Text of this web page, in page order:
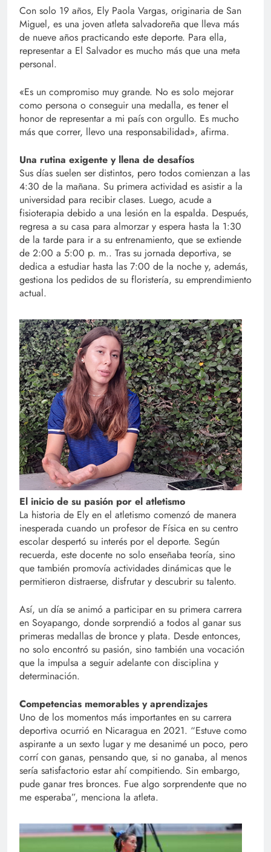
Con solo 19 años, Ely Paola Vargas, originaria de San
Miguel, es una joven atleta salvadoreña que lleva más
de nueve años practicando este deporte. Para ella,
representar a El Salvador es mucho más que una meta
personal.
«Es un compromiso muy grande. No es solo mejorar
como persona o conseguir una medalla, es tener el
honor de representar a mi país con orgullo. Es mucho
más que correr, llevo una responsabilidad», afirma.
Una rutina exigente y llena de desafíos
Sus días suelen ser distintos, pero todos comienzan a las
4:30 de la mañana. Su primera actividad es asistir a la
universidad para recibir clases. Luego, acude a
fisioterapia debido a una lesión en la espalda. Después,
regresa a su casa para almorzar y espera hasta la 1:30
de la tarde para ir a su entrenamiento, que se extiende
de 2:00 a 5:00 p. m.. Tras su jornada deportiva, se
dedica a estudiar hasta las 7:00 de la noche y, además,
gestiona los pedidos de su floristería, su emprendimiento
actual.
El inicio de su pasión por el atletismo
La historia de Ely en el atletismo comenzó de manera
inesperada cuando un profesor de Física en su centro
escolar despertó su interés por el deporte. Según
recuerda, este docente no solo enseñaba teoría, sino
que también promovía actividades dinámicas que le
permitieron distraerse, disfrutar y descubrir su talento.
Así, un día se animó a participar en su primera carrera
en Soyapango, donde sorprendió a todos al ganar sus
primeras medallas de bronce y plata. Desde entonces,
no solo encontró su pasión, sino también una vocación
que la impulsa a seguir adelante con disciplina y
determinación.
Competencias memorables y aprendizajes
Uno de los momentos más importantes en su carrera
deportiva ocurrió en Nicaragua en 2021. “Estuve como
aspirante a un sexto lugar y me desanimé un poco, pero
corrí con ganas, pensando que, si no ganaba, al menos
sería satisfactorio estar ahí compitiendo. Sin embargo,
pude ganar tres bronces. Fue algo sorprendente que no
me esperaba”, menciona la atleta.